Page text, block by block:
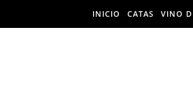
INICIO CATAS VINO